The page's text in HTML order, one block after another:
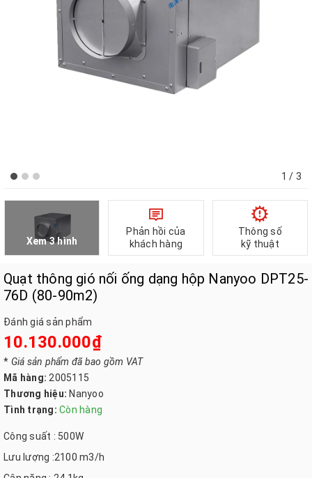
1 / 3
Xem 3 hình
Phản hồi của
khách hàng
Thông số
kỹ thuật
Quạt thông gió nối ống dạng hộp Nanyoo DPT25-
76D (80-90m2)
Đánh giá sản phẩm
10.130.000₫
* Giá sản phẩm đã bao gồm VAT
Mã hàng: 2005115
Thương hiệu: Nanyoo
Tình trạng: Còn hàng
Công suất : 500W
Lưu lượng :2100 m3/h